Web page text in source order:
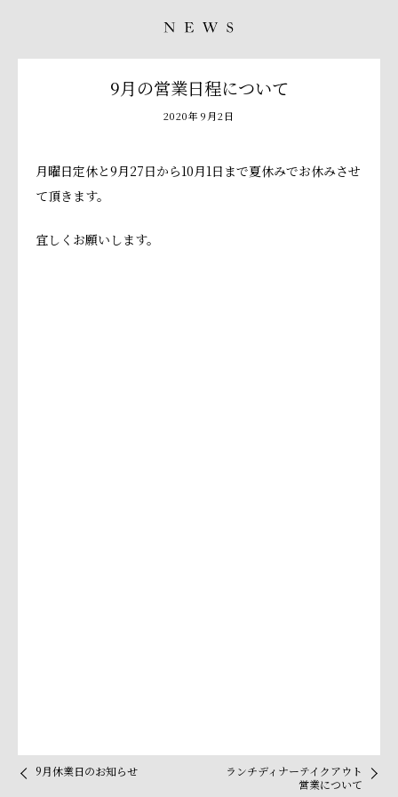
9月の営業日程について
2020年9月2日
月曜日定休と9月27日から10月1日まで夏休みでお休みさせ
て頂きます。
宜しくお願いします。
9月休業日のお知らせ
ランチディナーテイクアウト
営業について